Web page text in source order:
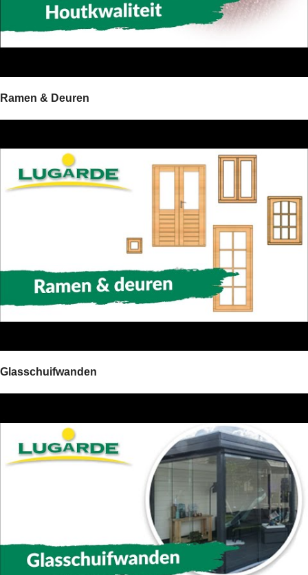
Ramen & Deuren
Glasschuifwanden